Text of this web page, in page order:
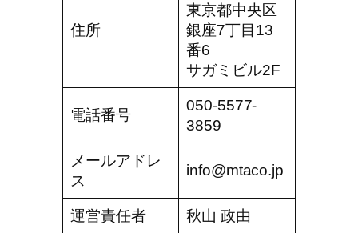
住所
東京都中央区
銀座7丁目13
番6
サガミビル2F
電話番号
050-5577-
3859
メールアドレ
ス
info@mtaco.jp
運営責任者 秋山 政由